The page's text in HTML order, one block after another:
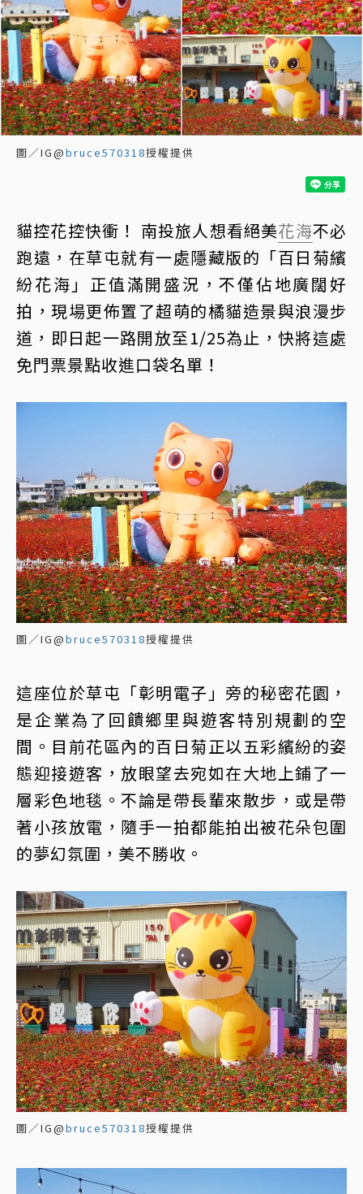
圖／IG@bruce570318授權提供
貓控花控快衝！ 南投旅人想看絕美花海不必
跑遠，在草屯就有一處隱藏版的「百日菊繽
紛花海」正值滿開盛況，不僅佔地廣闊好
拍，現場更佈置了超萌的橘貓造景與浪漫步
道，即日起一路開放至1/25為止，快將這處
免門票景點收進口袋名單！
圖／IG@bruce570318授權提供
這座位於草屯「彰明電子」旁的秘密花園，
是企業為了回饋鄉里與遊客特別規劃的空
間。目前花區內的百日菊正以五彩繽紛的姿
態迎接遊客，放眼望去宛如在大地上鋪了一
層彩色地毯。不論是帶長輩來散步，或是帶
著小孩放電，隨手一拍都能拍出被花朵包圍
的夢幻氛圍，美不勝收。
圖／IG@bruce570318授權提供